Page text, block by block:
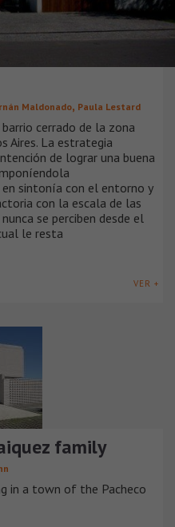
Maldonado, Paula Lestard
cerrado de la zona
Aires. La estrategia
de lograr una buena
sintonía con el entorno y
con la escala de las
se perciben desde el
le resta
VER +
family
in a town of the Pacheco